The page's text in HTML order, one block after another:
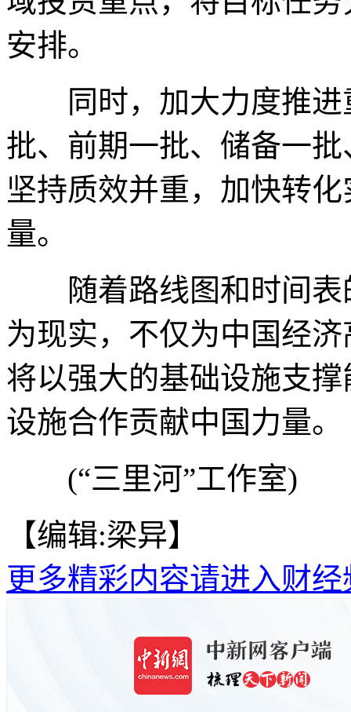
安排。
同时，加大力度推进
批、前期一批、储备一
坚持质效并重，加快转
量。
随着路线图和时间表
为现实，不仅为中国经
将以强大的基础设施支
设施合作贡献中国力量。
(“三里河”工作室)
【编辑:梁异】
更多精彩内容请进入财经